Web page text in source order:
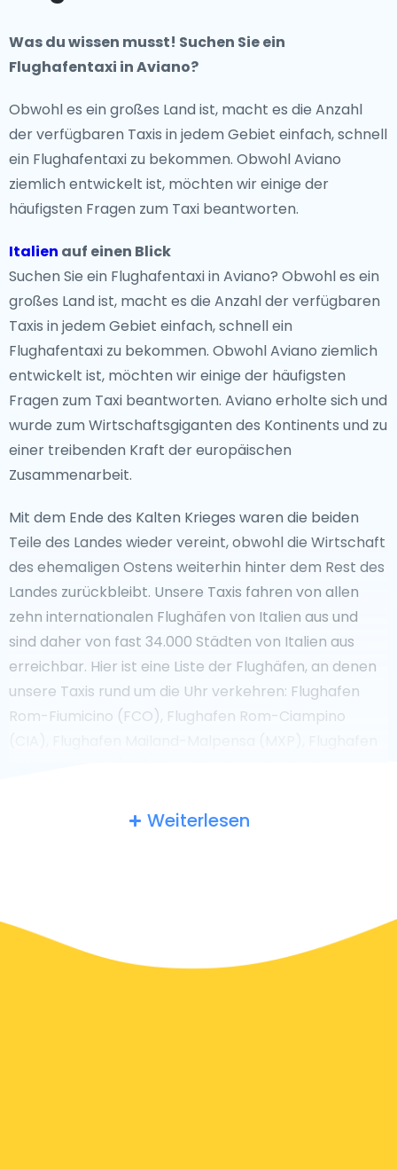
Was du wissen musst! Suchen Sie ein
Flughafentaxi in Aviano?
Obwohl es ein großes Land ist, macht es die Anzahl
der verfügbaren Taxis in jedem Gebiet einfach, schnell
ein Flughafentaxi zu bekommen. Obwohl Aviano
ziemlich entwickelt ist, möchten wir einige der
häufigsten Fragen zum Taxi beantworten.
Italien auf einen Blick
Suchen Sie ein Flughafentaxi in Aviano? Obwohl es ein
großes Land ist, macht es die Anzahl der verfügbaren
Taxis in jedem Gebiet einfach, schnell ein
Flughafentaxi zu bekommen. Obwohl Aviano ziemlich
entwickelt ist, möchten wir einige der häufigsten
Fragen zum Taxi beantworten. Aviano erholte sich und
wurde zum Wirtschaftsgiganten des Kontinents und zu
einer treibenden Kraft der europäischen
Zusammenarbeit.
Mit dem Ende des Kalten Krieges waren die beiden
Teile des Landes wieder vereint, obwohl die Wirtschaft
des ehemaligen Ostens weiterhin hinter dem Rest des
Landes zurückbleibt. Unsere Taxis fahren von allen
zehn internationalen Flughäfen von Italien aus und
sind daher von fast 34.000 Städten von Italien aus
erreichbar. Hier ist eine Liste der Flughäfen, an denen
unsere Taxis rund um die Uhr verkehren: Flughafen
Rom-Fiumicino (FCO), Flughafen Rom-Ciampino
Aviano erwarten ein Trinkgeld von mindestens 10%. Sie
Weiterlesen